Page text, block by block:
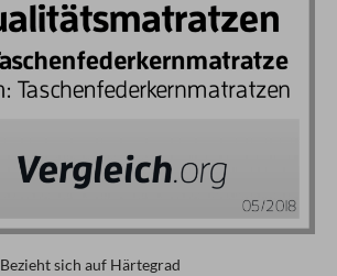
Bezieht sich auf Härtegrad